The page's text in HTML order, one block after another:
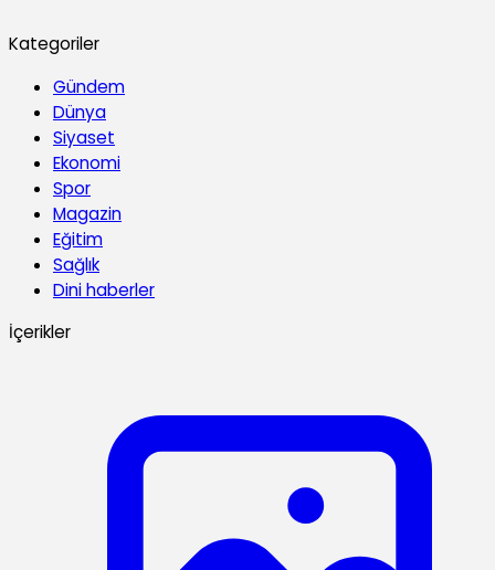
Kategoriler
Gündem
Dünya
Siyaset
Ekonomi
Spor
Magazin
Eğitim
Sağlık
Dini haberler
İçerikler